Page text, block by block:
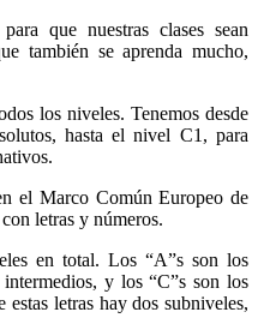
que nuestras clases sean
también se aprenda mucho,
los niveles. Tenemos desde
hasta el nivel C1, para
el Marco Común Europeo de
letras y números.
en total. Los “A”s son los
y los “C”s son los
estas letras hay dos subniveles,